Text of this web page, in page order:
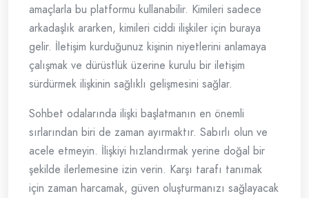
amaçlarla bu platformu kullanabilir. Kimileri sadece
arkadaşlık ararken, kimileri ciddi ilişkiler için buraya
gelir. İletişim kurduğunuz kişinin niyetlerini anlamaya
çalışmak ve dürüstlük üzerine kurulu bir iletişim
sürdürmek ilişkinin sağlıklı gelişmesini sağlar.
Sohbet odalarında ilişki başlatmanın en önemli
sırlarından biri de zaman ayırmaktır. Sabırlı olun ve
acele etmeyin. İlişkiyi hızlandırmak yerine doğal bir
şekilde ilerlemesine izin verin. Karşı tarafı tanımak
için zaman harcamak, güven oluşturmanızı sağlayacak